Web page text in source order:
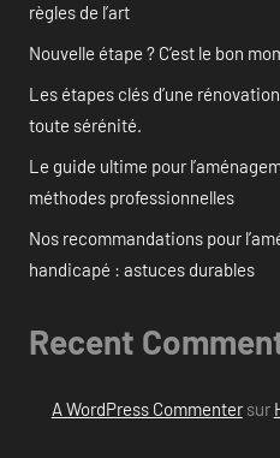
règles de l’art
Nouvelle étape ? C’est le bon
Les étapes clés d’une
toute sérénité.
Le guide ultime pour
méthodes professionnelles
Nos recommandations pour
handicapé : astuces durables
Recent
A WordPress Commentersur